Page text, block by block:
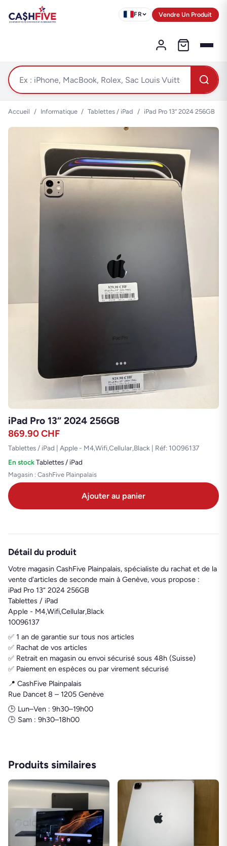
FR Vendre Un Produit
Accueil / Informatique / Tablettes / iPad / iPad Pro 13“ 2024 256GB
iPad Pro 13“ 2024 256GB
869.90CHF
Tablettes / iPad | Apple - M4,Wifi,Cellular,Black | Réf: 10096137
En stock·Tablettes / iPad
Magasin : CashFive Plainpalais
Ajouter au panier
Détail du produit
Votre magasin CashFive Plainpalais, spécialiste du rachat et de la
vente d'articles de seconde main à Genève, vous propose :
iPad Pro 13“ 2024 256GB
Tablettes / iPad
Apple - M4,Wifi,Cellular,Black
10096137
✅ 1 an de garantie sur tous nos articles
✅ Rachat de vos articles
✅ Retrait en magasin ou envoi sécurisé sous 48h (Suisse)
✅ Paiement en espèces ou par virement sécurisé
📍 CashFive Plainpalais
Rue Dancet 8 – 1205 Genève
🕒 Lun–Ven : 9h30–19h00
🕒 Sam : 9h30–18h00
Produits similaires